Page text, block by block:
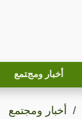
أخبار ومجتمع
أخبار ومجتمع